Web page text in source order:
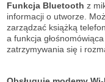
Funkcja Bluetooth z
informacji o utworze.
zarządzać książką
a funkcja
zatrzymywania się i